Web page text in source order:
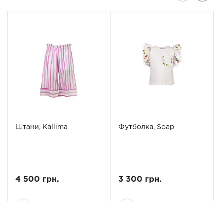
Штани, Kallima
4 500 грн.
Футболка, Soap
3 300 грн.